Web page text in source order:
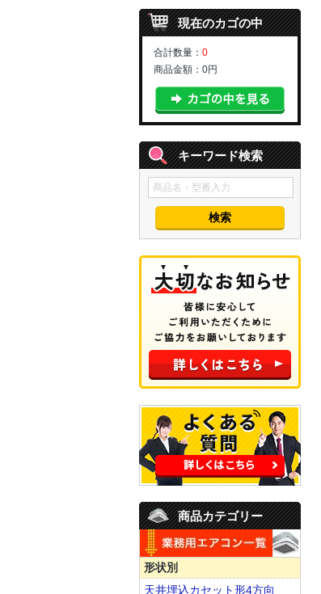
現在のカゴの中
合計数量： 0
商品金額： 0円
キーワード検索
商品カテゴリー
形状別
天井埋込カセット形4方向